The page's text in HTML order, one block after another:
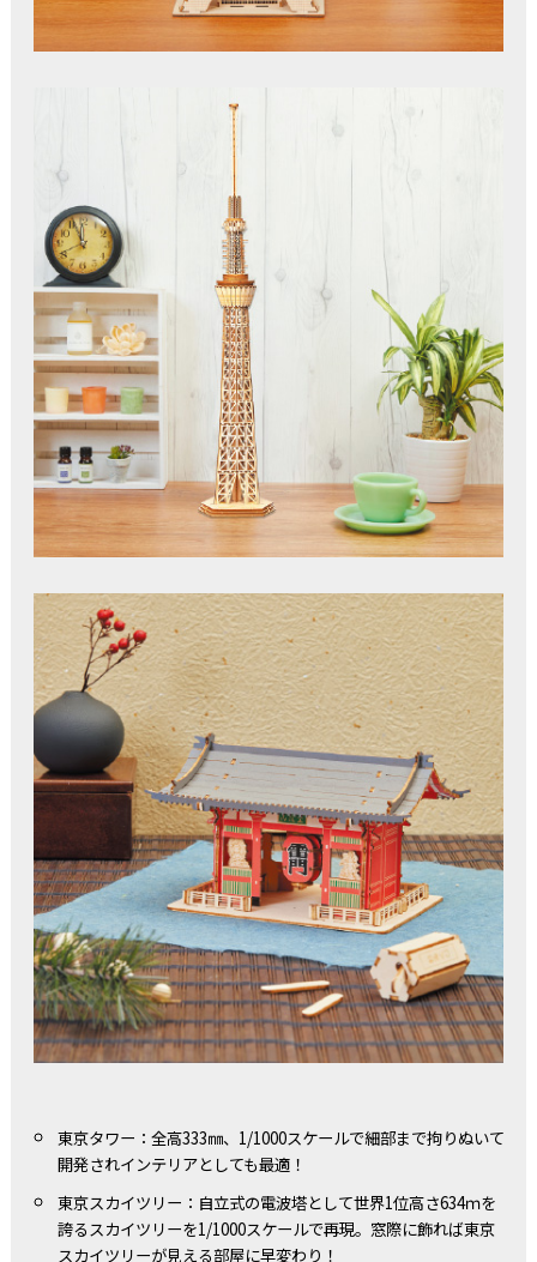
東京タワー：全高333㎜、1/1000スケールで細部まで拘りぬいて
開発されインテリアとしても最適！
東京スカイツリー：自立式の電波塔として世界1位高さ634ｍを
誇るスカイツリーを1/1000スケールで再現。窓際に飾れば東京
スカイツリーが見える部屋に早変わり！